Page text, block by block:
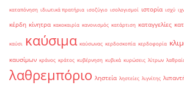
καταπόνηση ιδιωτικά πρατήρια ισοζύγιο ισολογισμοί ιστορία ισχύ
κέρδη κίνητρα κακοκαιρία κανονισμός κατάρτιση καταγγελίες
καύσι καύσιμα καύσωνας κερδοσκοπία κερδοφορία
καυσίμων κράνος κράτος κυβέρνηση κυβικά κυρώσεις λίτρων
λαθρεμπόριο ληστεία ληστείες λιγνίτης